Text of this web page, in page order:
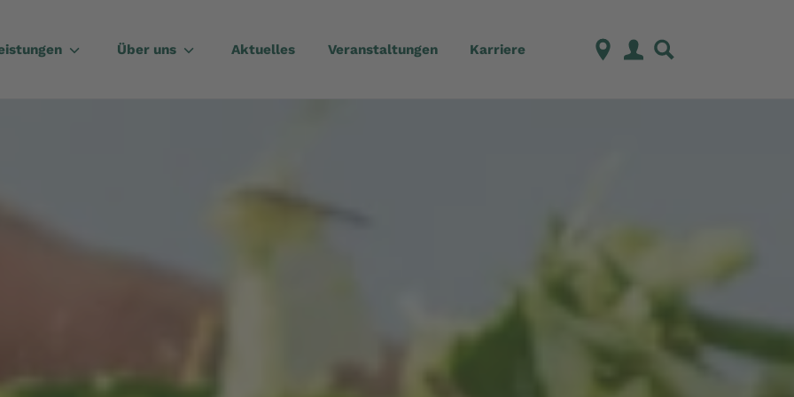
Über uns Aktuelles Veranstaltungen Karriere